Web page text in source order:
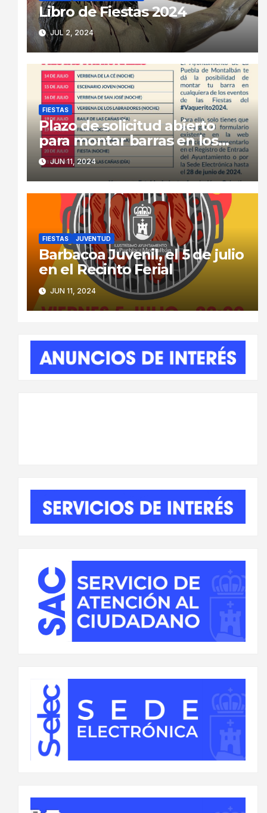
Libro de Fiestas 2024
JUL 2, 2024
FIESTAS
Plazo de solicitud abierto
para montar barras en los
eventos de las Fiestas en
Honor al Stmo. Cristo de la
Caridad 2024.
JUN 11, 2024
FIESTAS JUVENTUD
Barbacoa Juvenil, el 5 de julio
en el Recinto Ferial
JUN 11, 2024